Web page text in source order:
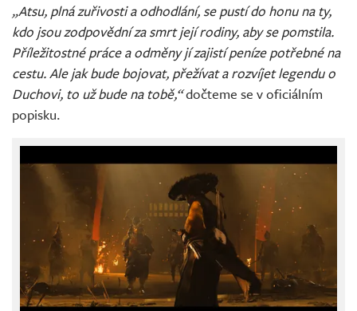
„Atsu, plná zuřivosti a odhodlání, se pustí do honu na ty,
kdo jsou zodpovědní za smrt její rodiny, aby se pomstila.
Příležitostné práce a odměny jí zajistí peníze potřebné na
cestu. Ale jak bude bojovat, přežívat a rozvíjet legendu o
Duchovi, to už bude na tobě,“dočteme se v oficiálním
popisku.